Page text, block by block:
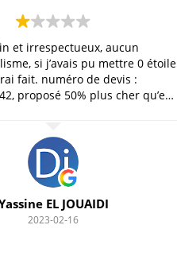
et irrespectueux, aucun
si j’avais pu mettre 0 étoile
fait. numéro de devis :
proposé 50% plus cher qu’en
avis sont peu être des faux avis
a vérifier.. Khairedine
seul avis dans sa vie et 5*. la
remonte meme pas sur google,
EL JOUAIDI
2023-02-16